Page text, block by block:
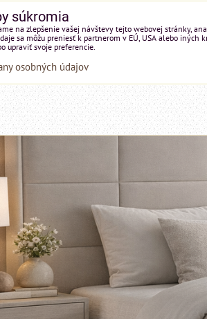
súkromia
na zlepšenie vašej návštevy tejto webovej stránky,
sa môžu preniesť k partnerom v EÚ, USA alebo
upraviť svoje preferencie.
osobných údajov